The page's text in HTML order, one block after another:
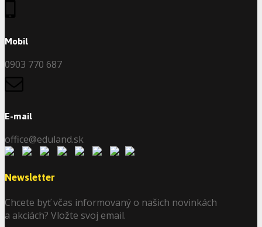
Mobil
0903 770 687
E-mail
office@eduland.sk
Newsletter
Chcete byť včas informovaný o našich novinkách
a akciách? Vložte svoj email.